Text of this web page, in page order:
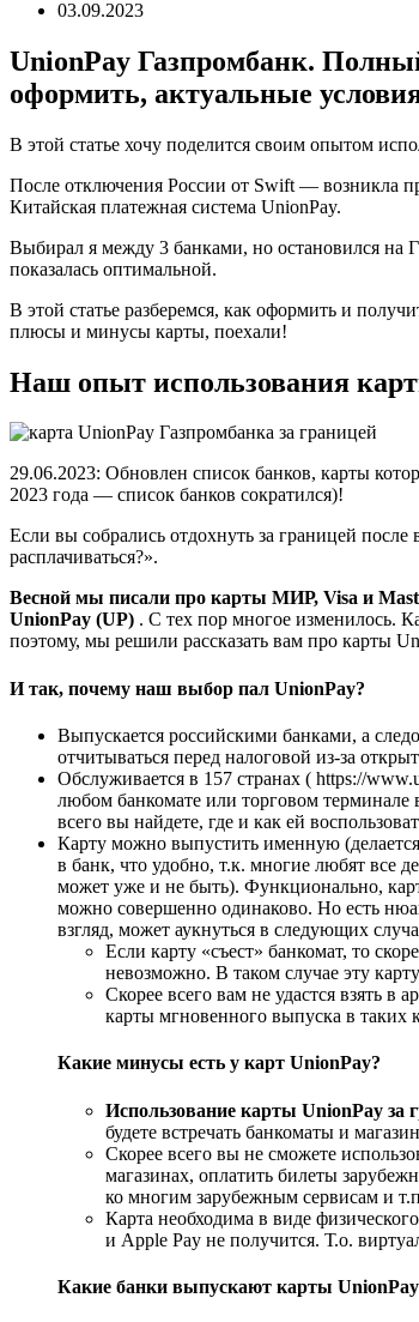
03.09.2023
UnionPay Газпромбанк.
оформить, актуальные
В этой статье хочу поделится своим опытом
После отключения России от Swift — возникла
Китайская платежная система UnionPay.
Выбирал я между 3 банками, но остановился на
показалась оптимальной.
В этой статье разберемся, как оформить и
плюсы и минусы карты, поехали!
Наш опыт использования
29.06.2023: Обновлен список банков, карты
2023 года — список банков сократился)!
Если вы собрались отдохнуть за границей
расплачиваться?».
Весной мы писали про карты МИР, Visa и
UnionPay (UP) . С тех пор многое изменилось.
поэтому, мы решили рассказать вам про карты
И так, почему наш выбор пал UnionPay?
Выпускается российскими банками, а
отчитываться перед налоговой из-за
Обслуживается в 157 странах ( https://
любом банкомате или торговом терминале
всего вы найдете, где и как ей
Карту можно выпустить именную
в банк, что удобно, т.к. многие любят все
может уже и не быть). Функционально,
можно совершенно одинаково. Но есть
взгляд, может аукнуться в следующих
Если карту «съест» банкомат, то
невозможно. В таком случае эту
Скорее всего вам не удастся взять в
карты мгновенного выпуска в таких
Какие минусы есть у карт UnionPay?
Использование карты UnionPay за
будете встречать банкоматы и
Скорее всего вы не сможете
магазинах, оплатить билеты
ко многим зарубежным сервисам и
Карта необходима в виде
и Apple Pay не получится. Т.о.
Какие банки выпускают карты